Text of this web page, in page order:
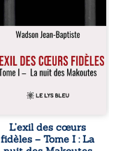
des Duvalier. La
peur s’étend
jusque dans les
villages les plus
reculés. À Bainet,
Jean-Joël Joli
mène une
avec sa famille.
respecté, il refuse
pourtant de
fermer les yeux
L’exil des cœurs
fidèles – Tome I : La